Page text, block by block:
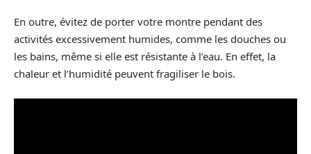
En outre, évitez de porter votre montre pendant des
activités excessivement humides, comme les douches ou
les bains, même si elle est résistante à l’eau. En effet, la
chaleur et l’humidité peuvent fragiliser le bois.